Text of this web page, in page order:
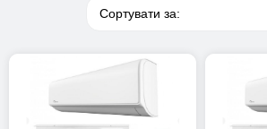
ICY Inverter NG
Vital Plus Inverter